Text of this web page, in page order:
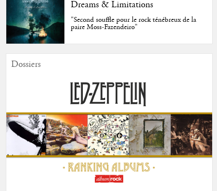
Dreams & Limitations
"Second souffle pour le rock ténébreux de la
paire Moss-Fazendeiro"
Dossiers